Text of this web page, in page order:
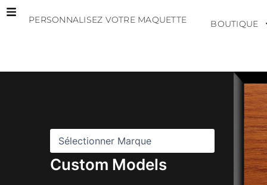
Aller
PERSONNALISEZ VOTRE MAQUETTE BOUTIQUE
Custom Models